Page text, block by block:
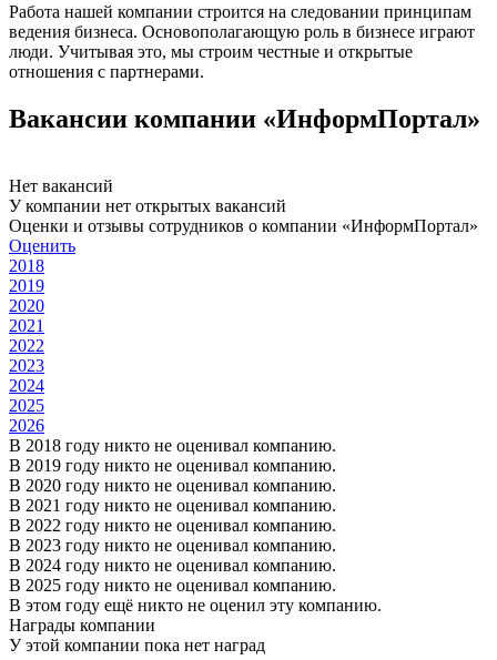
Работа нашей компании строится на следовании принципам
ведения бизнеса. Основополагающую роль в бизнесе играют
люди. Учитывая это, мы строим честные и открытые
отношения с партнерами.
Вакансии компании «ИнформПортал»
Нет вакансий
У компании нет открытых вакансий
Оценки и отзывы сотрудников о компании «ИнформПортал»
Оценить
2018
2019
2020
2021
2022
2023
2024
2025
2026
В 2018 году никто не оценивал компанию.
В 2019 году никто не оценивал компанию.
В 2020 году никто не оценивал компанию.
В 2021 году никто не оценивал компанию.
В 2022 году никто не оценивал компанию.
В 2023 году никто не оценивал компанию.
В 2024 году никто не оценивал компанию.
В 2025 году никто не оценивал компанию.
В этом году ещё никто не оценил эту компанию.
Награды компании
У этой компании пока нет наград